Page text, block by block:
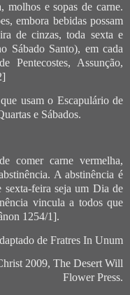
molhos e sopas de carne.
embora bebidas possam
de cinzas, toda sexta e
Sábado Santo), em cada
Pentecostes, Assunção,
usam o Escapulário de
e Sábados.
comer carne vermelha,
A abstinência é
sexta-feira seja um Dia de
vincula a todos que
1254/1].
de Fratres In Unum
2009, The Desert Will
Flower Press.